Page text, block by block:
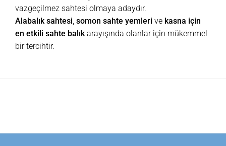
vazgeçilmez sahtesi olmaya adaydır.
Alabalık sahtesi, somon sahte yemleri ve kasna için
en etkili sahte balıkarayışında olanlar için mükemmel
bir tercihtir.